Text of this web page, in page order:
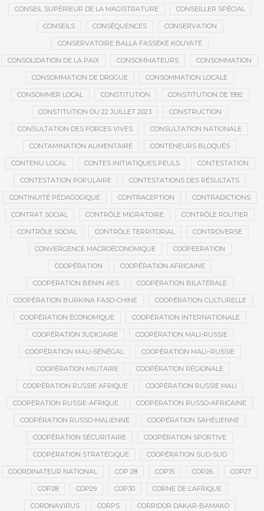
CONSEIL SUPÉRIEUR DE LA MAGISTRATURE CONSEILLER SPÉCIAL
CONSEILS CONSÉQUENCES CONSERVATION
CONSERVATOIRE BALLA FASSÉKÉ KOUYATÉ
CONSOLIDATION DE LA PAIX CONSOMMATEURS CONSOMMATION
CONSOMMATION DE DROGUE CONSOMMATION LOCALE
CONSOMMER LOCAL CONSTITUTION CONSTITUTION DE 1992
CONSTITUTION DU 22 JUILLET 2023 CONSTRUCTION
CONSULTATION DES FORCES VIVES CONSULTATION NATIONALE
CONTAMINATION ALIMENTAIRE CONTENEURS BLOQUÉS
CONTENU LOCAL CONTES INITIATIQUES PEULS CONTESTATION
CONTESTATION POPULAIRE CONTESTATIONS DES RÉSULTATS
CONTINUITÉ PÉDAGOGIQUE CONTRACEPTION CONTRADICTIONS
CONTRAT SOCIAL CONTRÔLE MIGRATOIRE CONTRÔLE ROUTIER
CONTRÔLE SOCIAL CONTRÔLE TERRITORIAL CONTROVERSE
CONVERGENCE MACROÉCONOMIQUE COOPEERATION
COOPÉRATION COOPÉRATION AFRICAINE
COOPÉRATION BÉNIN AES COOPÉRATION BILATÉRALE
COOPÉRATION BURKINA FASO-CHINE COOPÉRATION CULTURELLE
COOPÉRATION ÉCONOMIQUE COOPÉRATION INTERNATIONALE
COOPÉRATION JUDICIAIRE COOPÉRATION MALI-RUSSIE
COOPÉRATION MALI-SÉNÉGAL COOPÉRATION MALI–RUSSIE
COOPÉRATION MILITAIRE COOPÉRATION RÉGIONALE
COOPÉRATION RUSSIE AFRIQUE COOPÉRATION RUSSIE MALI
COOPÉRATION RUSSIE-AFRIQUE COOPÉRATION RUSSO-AFRICAINE
COOPÉRATION RUSSO-MALIENNE COOPÉRATION SAHÉLIENNE
COOPÉRATION SÉCURITAIRE COOPÉRATION SPORTIVE
COOPÉRATION STRATÉGIQUE COOPÉRATION SUD-SUD
COORDINATEUR NATIONAL COP 28 COP15 COP26 COP27
COP28 COP29 COP30 CORNE DE L’AFRIQUE
CORONAVIRUS CORPS CORRIDOR DAKAR-BAMAKO